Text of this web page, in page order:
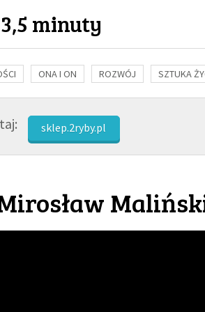
minuty
ONA I ON ROZWÓJ SZTUKA
MĘŻCZYZNA RELIGIE
sklep.2ryby.pl